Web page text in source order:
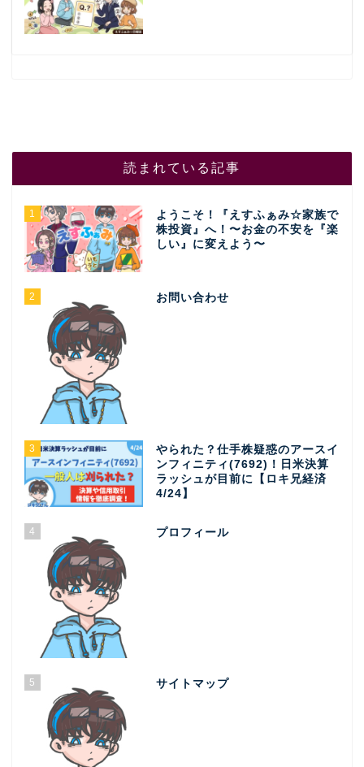
読まれている記事
1
ようこそ！『えすふぁみ☆家族で
株投資』へ！〜お金の不安を『楽
しい』に変えよう〜
2 お問い合わせ
3
やられた？仕手株疑惑のアースイ
ンフィニティ(7692)！日米決算
ラッシュが目前に【ロキ兄経済
4/24】
4 プロフィール
5 サイトマップ